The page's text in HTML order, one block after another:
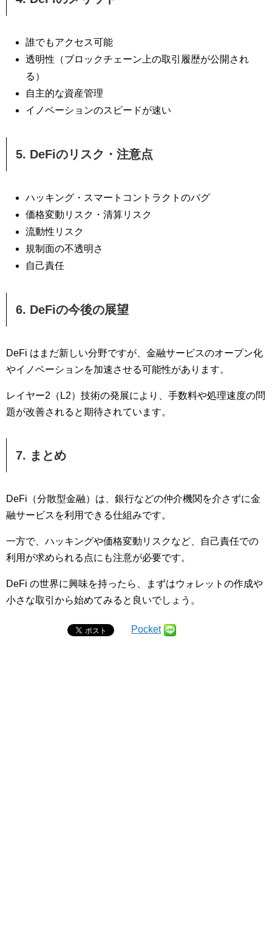
誰でもアクセス可能
透明性（ブロックチェーン上の取引履歴が公開され
る）
自主的な資産管理
イノベーションのスピードが速い
5. DeFiのリスク・注意点
ハッキング・スマートコントラクトのバグ
価格変動リスク・清算リスク
流動性リスク
規制面の不透明さ
自己責任
6. DeFiの今後の展望
DeFi はまだ新しい分野ですが、金融サービスのオープン化
やイノベーションを加速させる可能性があります。
レイヤー2（L2）技術の発展により、手数料や処理速度の問
題が改善されると期待されています。
7. まとめ
DeFi（分散型金融）は、銀行などの仲介機関を介さずに金
融サービスを利用できる仕組みです。
一方で、ハッキングや価格変動リスクなど、自己責任での
利用が求められる点にも注意が必要です。
DeFi の世界に興味を持ったら、まずはウォレットの作成や
小さな取引から始めてみると良いでしょう。
Pocket